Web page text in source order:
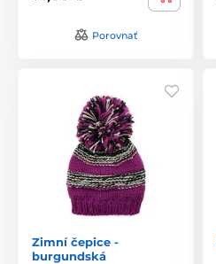
Porovnať
Zimní čepice -
burgundská